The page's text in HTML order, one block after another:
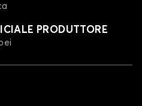
PRODUTTORE